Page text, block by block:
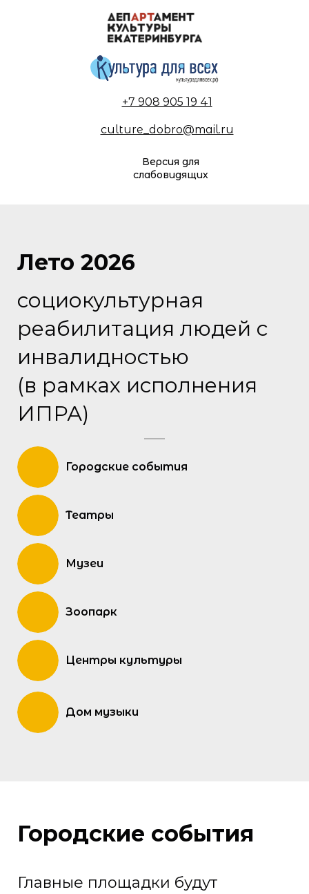
+7 908 905 19 41
culture_dobro@mail.ru
Версия для
слабовидящих
Лето 2026
социокультурная
реабилитация людей с
инвалидностью
(в рамках исполнения
ИПРА)
Городские события
Театры
Музеи
Зоопарк
Центры культуры
Дом музыки
Городские события
Главные площадки будут